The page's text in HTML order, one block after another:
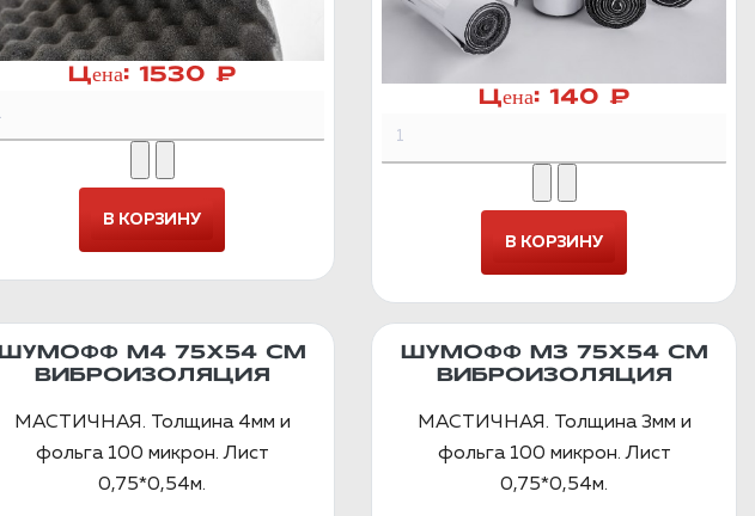
Цена: 1530 ₽
Цена: 140 ₽
ШУМОФФ М4 75Х54 СМ
ВИБРОИЗОЛЯЦИЯ
МАСТИЧНАЯ. Толщина 4мм и
фольга 100 микрон. Лист
0,75*0,54м.
ШУМОФФ М3 75Х54 СМ
ВИБРОИЗОЛЯЦИЯ
МАСТИЧНАЯ. Толщина 3мм и
фольга 100 микрон. Лист
0,75*0,54м.